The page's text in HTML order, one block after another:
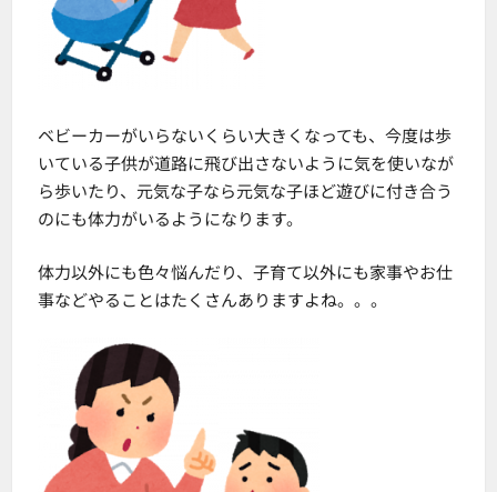
ベビーカーがいらないくらい大きくなっても、今度は歩
いている子供が道路に飛び出さないように気を使いなが
ら歩いたり、元気な子なら元気な子ほど遊びに付き合う
のにも体力がいるようになります。
体力以外にも色々悩んだり、子育て以外にも家事やお仕
事などやることはたくさんありますよね。。。